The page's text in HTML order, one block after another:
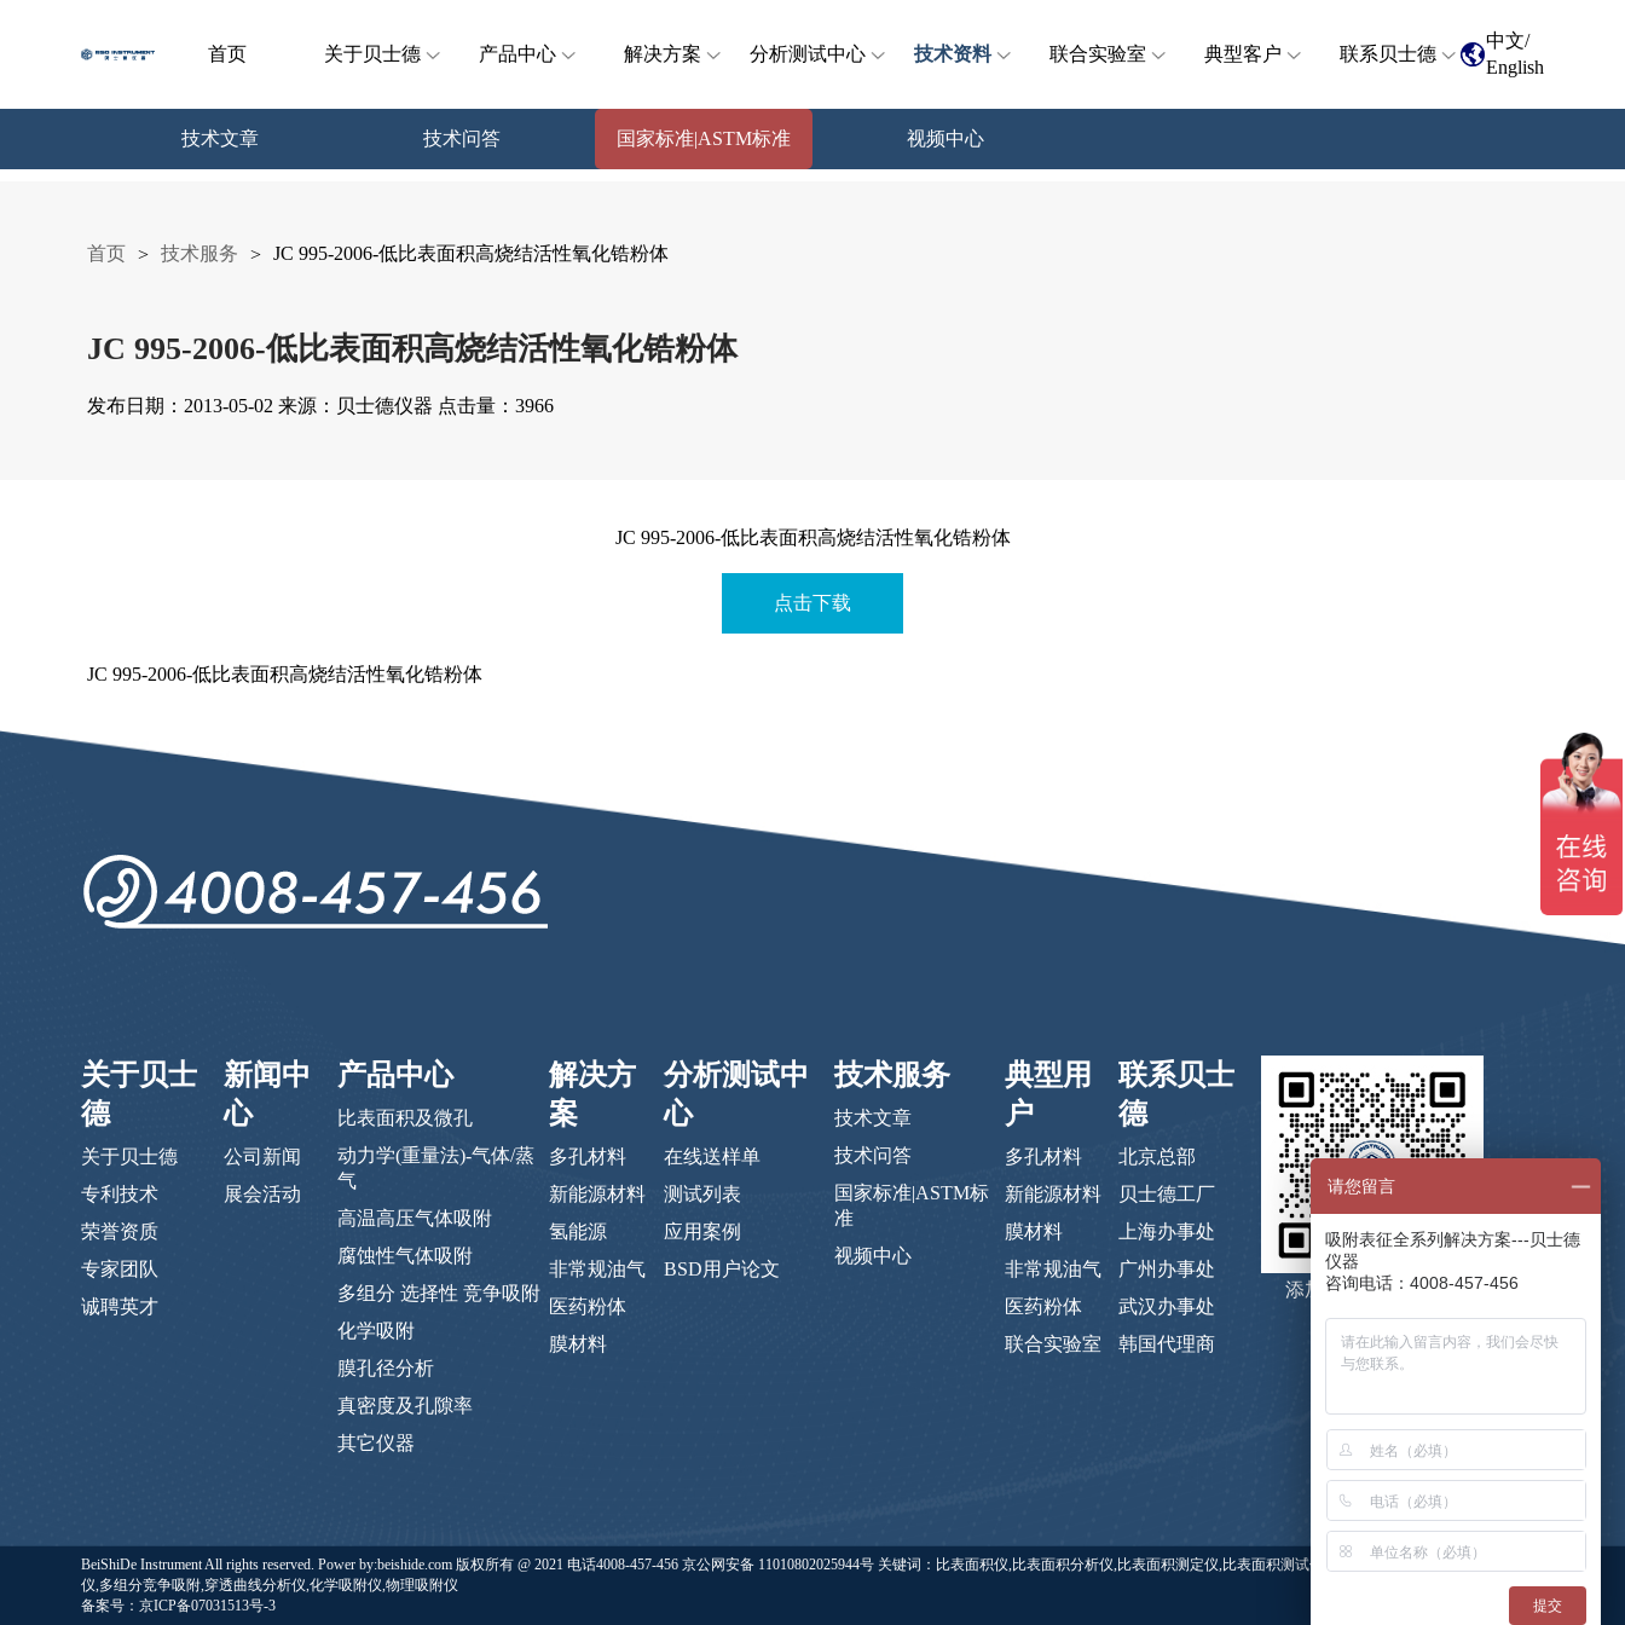
首页 关于贝士德 产品中心 解决方案 分析测试中心 技术资料 联合实验室 典型客户 联系贝士德
中文/
English
技术文章 技术问答 国家标准|ASTM标准 视频中心
首页 > 技术服务 > JC 995-2006-低比表面积高烧结活性氧化锆粉体
JC 995-2006-低比表面积高烧结活性氧化锆粉体
发布日期：2013-05-02 来源：贝士德仪器 点击量：3966
JC 995-2006-低比表面积高烧结活性氧化锆粉体
点击下载
JC 995-2006-低比表面积高烧结活性氧化锆粉体
关于贝士
德
关于贝士德
专利技术
荣誉资质
专家团队
诚聘英才
新闻中
心
公司新闻
展会活动
产品中心
比表面积及微孔
动力学(重量法)-气体/蒸
气
高温高压气体吸附
腐蚀性气体吸附
多组分 选择性 竞争吸附
化学吸附
膜孔径分析
真密度及孔隙率
其它仪器
解决方
案
多孔材料
新能源材料
氢能源
非常规油气
医药粉体
膜材料
分析测试中
心
在线送样单
测试列表
应用案例
BSD用户论文
技术服务
技术文章
技术问答
国家标准|ASTM标
准
视频中心
典型用
户
多孔材料
新能源材料
膜材料
非常规油气
医药粉体
联合实验室
联系贝士
德
北京总部
贝士德工厂
上海办事处
广州办事处
武汉办事处
韩国代理商
添加微信，码上咨询
BeiShiDe Instrument All rights reserved. Power by:beishide.com 版权所有 @ 2021 电话4008-457-456 京公网安备 11010802025944号 关键词：比表面积仪,比表面积分析仪,比表面积测定仪,比表面积测试仪,贝士德仪器,蒸气吸附仪,高压吸附
仪,多组分竞争吸附,穿透曲线分析仪,化学吸附仪,物理吸附仪
备案号：京ICP备07031513号-3
请您留言
吸附表征全系列解决方案---贝士德
仪器
咨询电话：4008-457-456
提交